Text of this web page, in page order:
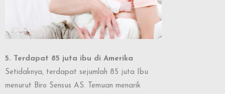
5. Terdapat 85 juta ibu di Amerika
Setidaknya, terdapat sejumlah 85 juta Ibu
menurut Biro Sensus AS. Temuan menarik